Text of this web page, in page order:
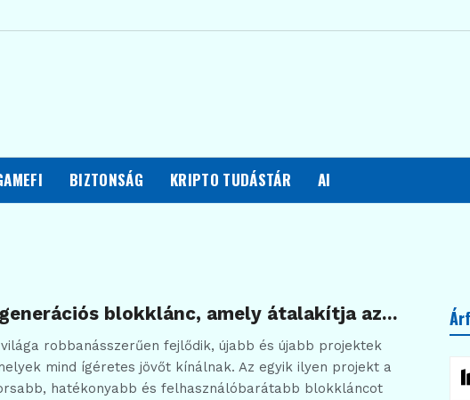
BIZTONSÁG KRIPTO TUDÁSTÁR AI
blokklánc, amely átalakítja az…
robbanásszerűen fejlődik, újabb és újabb projektek
mind ígéretes jövőt kínálnak. Az egyik ilyen projekt a
hatékonyabb és felhasználóbarátabb blokkláncot